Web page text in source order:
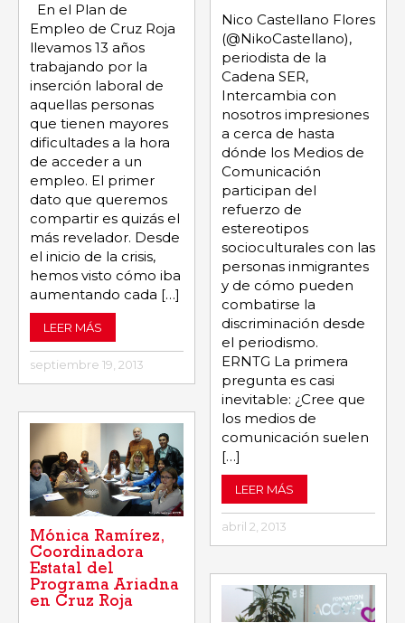
En el Plan de
Empleo de Cruz Roja
llevamos 13 años
trabajando por la
inserción laboral de
aquellas personas
que tienen mayores
dificultades a la hora
de acceder a un
empleo. El primer
dato que queremos
compartir es quizás el
más revelador. Desde
el inicio de la crisis,
hemos visto cómo iba
aumentando cada […]
LEER MÁS
septiembre 19, 2013
Mónica Ramírez,
Coordinadora
Estatal del
Programa Ariadna
en Cruz Roja
Nico Castellano Flores
(@NikoCastellano),
periodista de la
Cadena SER,
Intercambia con
nosotros impresiones
a cerca de hasta
dónde los Medios de
Comunicación
participan del
refuerzo de
estereotipos
socioculturales con las
personas inmigrantes
y de cómo pueden
combatirse la
discriminación desde
el periodismo.
ERNTG La primera
pregunta es casi
inevitable: ¿Cree que
los medios de
comunicación suelen
[…]
LEER MÁS
abril 2, 2013